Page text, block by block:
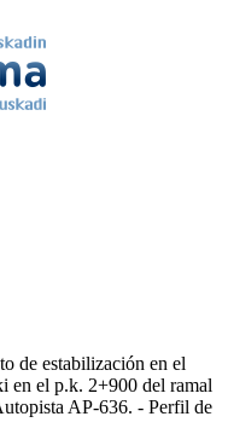
de estabilización en el
en el p.k. 2+900 del ramal
AP-636. - Perfil de